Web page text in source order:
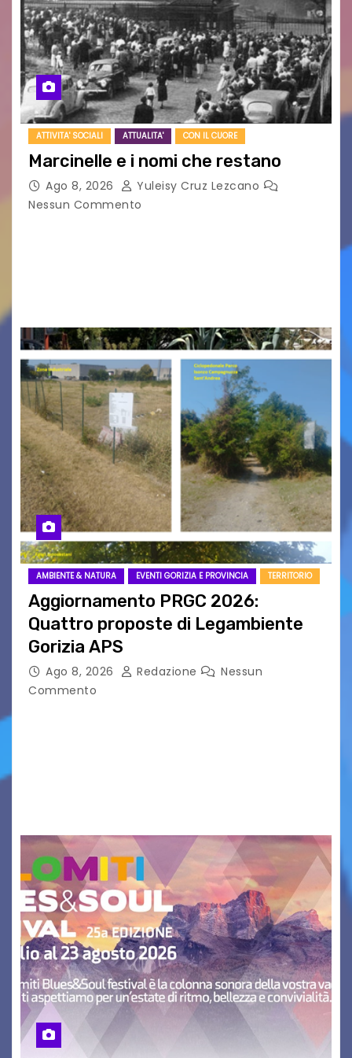
ATTIVITA' SOCIALI ATTUALITA' CON IL CUORE
Marcinelle e i nomi che restano
Ago 8, 2026
Yuleisy Cruz Lezcano
Nessun Commento
AMBIENTE & NATURA EVENTI GORIZIA E PROVINCIA TERRITORIO
Aggiornamento PRGC 2026:
Quattro proposte di Legambiente
Gorizia APS
Ago 8, 2026 Redazione
Nessun
Commento